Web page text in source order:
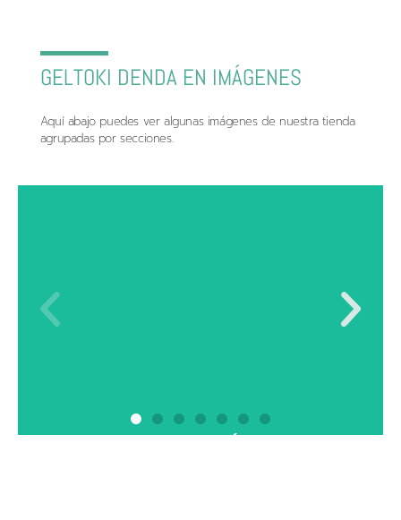
GELTOKI DENDA EN IMÁGENES
Aquí abajo puedes ver algunas imágenes de nuestra tienda
agrupadas por secciones.